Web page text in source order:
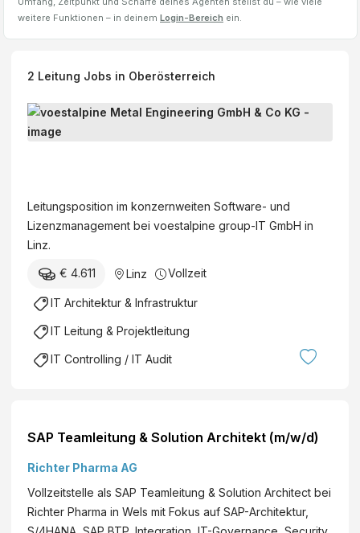
weitere Funktionen – in deinem Login-Bereich ein.
2 Leitung Jobs in Oberösterreich
L
e
n
g
L
e
e
a
g
m
e
e
s
t
n
a
E
n
g
i
Leitungsposition im konzernweiten Software- und
Lizenzmanagement bei voestalpine group-IT GmbH in
Linz.
€ 4.611 Linz Vollzeit
IT Architektur & Infrastruktur
IT Leitung & Projektleitung
IT Controlling / IT Audit
SAP Teamleitung & Solution Architekt (m/w/d)
Richter Pharma AG
Vollzeitstelle als SAP Teamleitung & Solution Architect bei
Richter Pharma in Wels mit Fokus auf SAP-Architektur,